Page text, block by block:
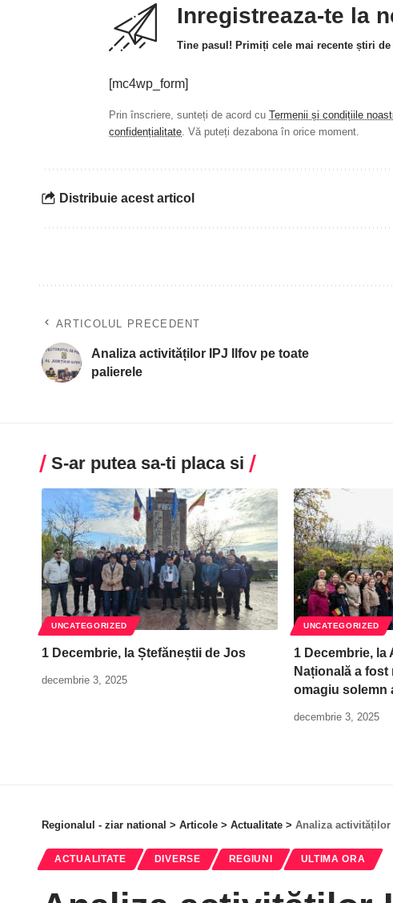
Inregistreaza-te la
Tine pasul! Primiți cele mai recente știri
[mc4wp_form]
Prin înscriere, sunteți de acord cu Termenii și condițiile
confidențialitate . Vă puteți dezabona în orice moment.
Distribuie acest articol
ARTICOLUL PRECEDENT
Analiza activităților IPJ Ilfov pe toate
palierele
S-ar putea sa-ti placa si
UNCATEGORIZED
1 Decembrie, la Ștefăneștii de Jos
decembrie 3, 2025
UNCATEGORIZED
1 Decembrie, la
Națională a
omagiu solemn
decembrie 3, 2025
Regionalul - ziar national > Articole > Actualitate > Analiza
ACTUALITATE DIVERSE REGIUNI ULTIMA ORA